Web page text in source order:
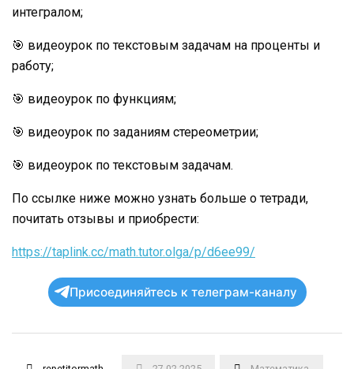
интегралом;
🎯 видеоурок по текстовым задачам на проценты и
работу;
🎯 видеоурок по функциям;
🎯 видеоурок по заданиям стереометрии;
🎯 видеоурок по текстовым задачам.
По ссылке ниже можно узнать больше о тетради,
почитать отзывы и приобрести:
https://taplink.cc/math.tutor.olga/p/d6ee99/
Присоединяйтесь к телеграм-каналу